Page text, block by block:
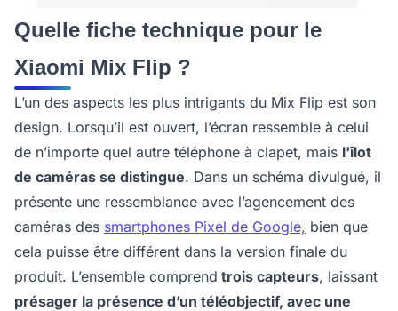
Quelle fiche technique pour le
Xiaomi Mix Flip ?
L’un des aspects les plus intrigants du Mix Flip est son
design. Lorsqu’il est ouvert, l’écran ressemble à celui
de n’importe quel autre téléphone à clapet, mais l'îlot
de caméras se distingue. Dans un schéma divulgué, il
présente une ressemblance avec l’agencement des
caméras des smartphones Pixel de Google, bien que
cela puisse être différent dans la version finale du
produit. L’ensemble comprend trois capteurs, laissant
présager la présence d’un téléobjectif, avec une